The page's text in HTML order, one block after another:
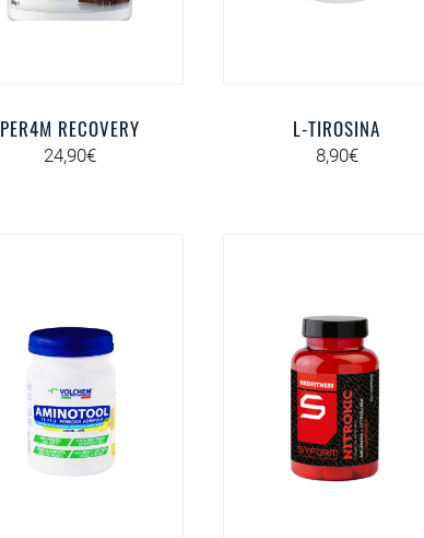
PER4M RECOVERY
24,90€
L-TIROSINA
8,90€